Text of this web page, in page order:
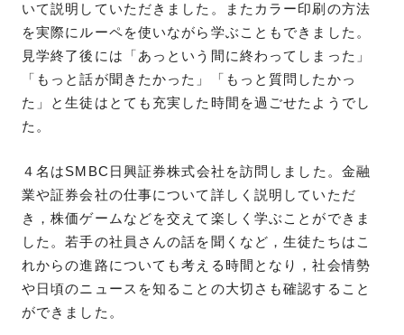
いて説明していただきました。またカラー印刷の方法
を実際にルーペを使いながら学ぶこともできました。
見学終了後には「あっという間に終わってしまった」
「もっと話が聞きたかった」「もっと質問したかっ
た」と生徒はとても充実した時間を過ごせたようでし
た。
４名はSMBC日興証券株式会社を訪問しました。金融
業や証券会社の仕事について詳しく説明していただ
き，株価ゲームなどを交えて楽しく学ぶことができま
した。若手の社員さんの話を聞くなど，生徒たちはこ
れからの進路についても考える時間となり，社会情勢
や日頃のニュースを知ることの大切さも確認すること
ができました。